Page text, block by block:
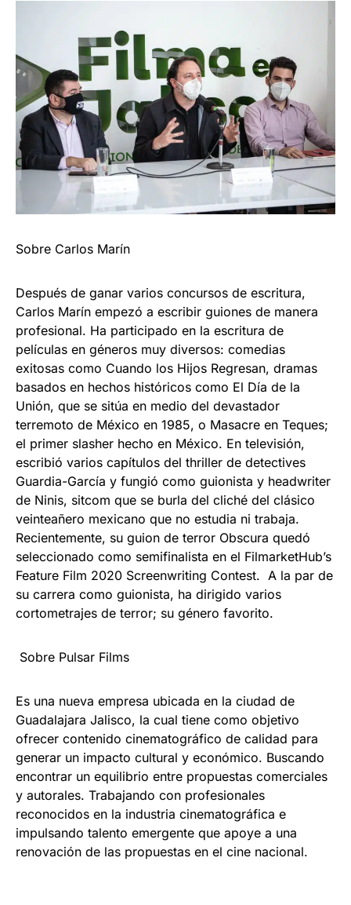
Sobre Carlos Marín
Después de ganar varios concursos de escritura,
Carlos Marín empezó a escribir guiones de manera
profesional. Ha participado en la escritura de
películas en géneros muy diversos: comedias
exitosas como Cuando los Hijos Regresan, dramas
basados en hechos históricos como El Día de la
Unión, que se sitúa en medio del devastador
terremoto de México en 1985, o Masacre en Teques;
el primer slasher hecho en México. En televisión,
escribió varios capítulos del thriller de detectives
Guardia-García y fungió como guionista y headwriter
de Ninis, sitcom que se burla del cliché del clásico
veinteañero mexicano que no estudia ni trabaja.
Recientemente, su guion de terror Obscura quedó
seleccionado como semifinalista en el FilmarketHub’s
Feature Film 2020 Screenwriting Contest. A la par de
su carrera como guionista, ha dirigido varios
cortometrajes de terror; su género favorito.
Sobre Pulsar Films
Es una nueva empresa ubicada en la ciudad de
Guadalajara Jalisco, la cual tiene como objetivo
ofrecer contenido cinematográfico de calidad para
generar un impacto cultural y económico. Buscando
encontrar un equilibrio entre propuestas comerciales
y autorales. Trabajando con profesionales
reconocidos en la industria cinematográfica e
impulsando talento emergente que apoye a una
renovación de las propuestas en el cine nacional.